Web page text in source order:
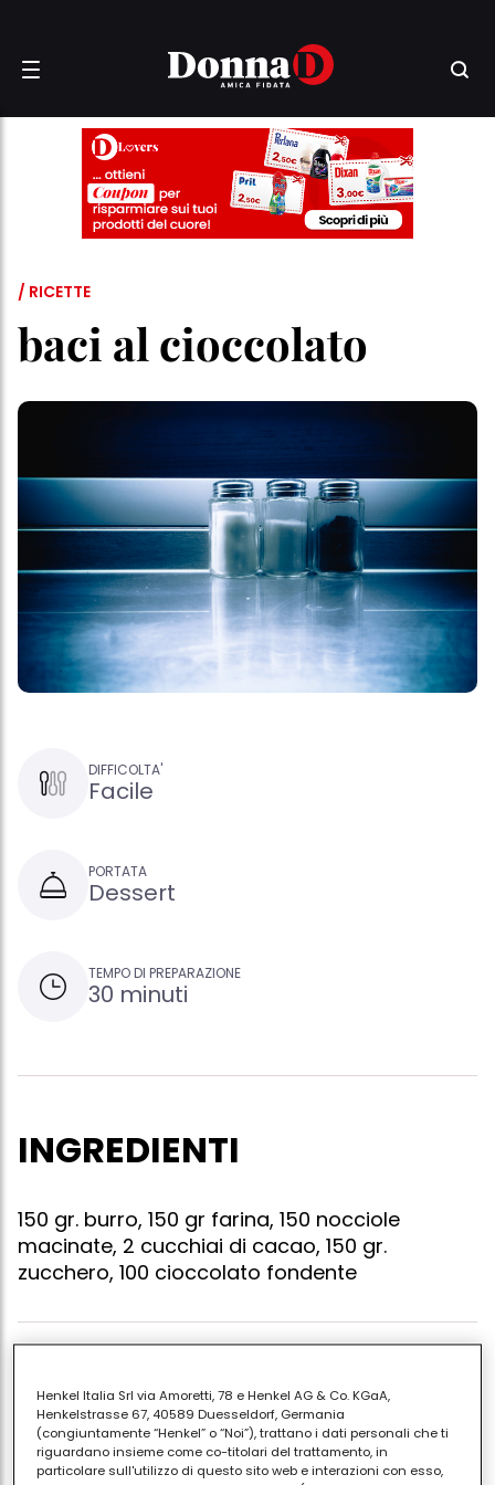
/ RICETTE
baci al cioccolato
DIFFICOLTA'
Facile
PORTATA
Dessert
TEMPO DI PREPARAZIONE
30 minuti
INGREDIENTI
150 gr. burro, 150 gr farina, 150 nocciole
macinate, 2 cucchiai di cacao, 150 gr.
zucchero, 100 cioccolato fondente
zucchero si deve ottenere un impasto sodo. formare
un rotolino di pasta di diametro 2 cm. tagliarlo a
fettine di 1 cm. e formare delle palline con le
Henkel Italia Srl via Amoretti, 78 e Henkel AG & Co. KGaA,
Henkelstrasse 67, 40589 Duesseldorf, Germania
(congiuntamente “Henkel” o “Noi”), trattano i dati personali che ti
riguardano insieme come co-titolari del trattamento, in
particolare sull'utilizzo di questo sito web e interazioni con esso,